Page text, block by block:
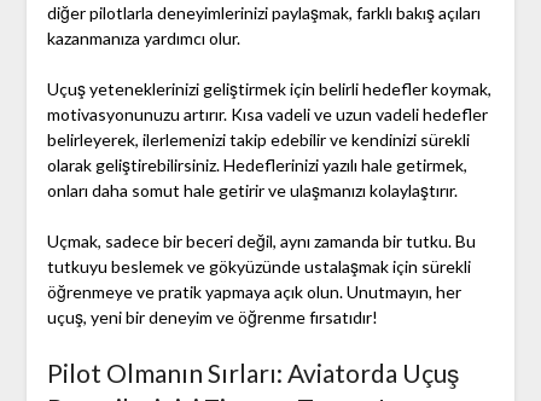
diğer pilotlarla deneyimlerinizi paylaşmak, farklı bakış açıları
kazanmanıza yardımcı olur.
Uçuş yeteneklerinizi geliştirmek için belirli hedefler koymak,
motivasyonunuzu artırır. Kısa vadeli ve uzun vadeli hedefler
belirleyerek, ilerlemenizi takip edebilir ve kendinizi sürekli
olarak geliştirebilirsiniz. Hedeflerinizi yazılı hale getirmek,
onları daha somut hale getirir ve ulaşmanızı kolaylaştırır.
Uçmak, sadece bir beceri değil, aynı zamanda bir tutku. Bu
tutkuyu beslemek ve gökyüzünde ustalaşmak için sürekli
öğrenmeye ve pratik yapmaya açık olun. Unutmayın, her
uçuş, yeni bir deneyim ve öğrenme fırsatıdır!
Pilot Olmanın Sırları: Aviatorda Uçuş